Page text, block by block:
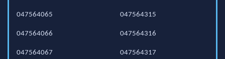
047564065
047564066
047564067
047564315
047564316
047564317